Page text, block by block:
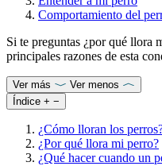
Comportamiento del
Si te preguntas ¿por qué llora
principales razones de esta
Ver más
Ver menos
Índice + −
¿Cómo lloran los
¿Por qué llora mi perro?
¿Qué hacer cuando un